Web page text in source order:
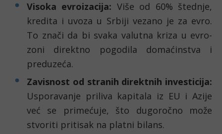
Visoka evroizacija: Više od 60% štednje,
kredita i uvoza u Srbiji vezano je za evro.
To znači da bi svaka valutna kriza u evro-
zoni direktno pogodila domaćinstva i
preduzeća.
Zavisnost od stranih direktnih investicija:
Usporavanje priliva kapitala iz EU i Azije
već se primećuje, što dugoročno može
stvoriti pritisak na platni bilans.